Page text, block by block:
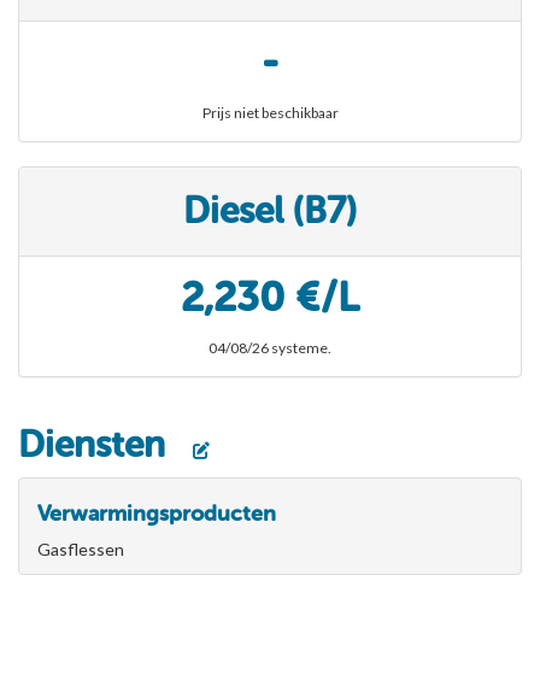
-
Prijs niet beschikbaar
Diesel (B7)
2,230 €/L
04/08/26 systeme.
Diensten
Verwarmingsproducten
Gasflessen